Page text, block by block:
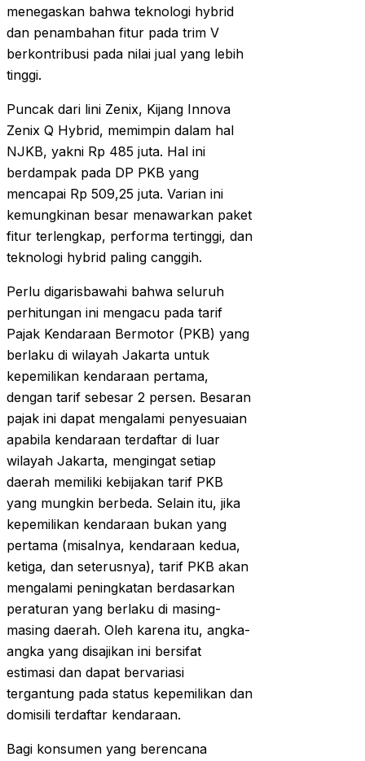
menegaskan bahwa teknologi hybrid
dan penambahan fitur pada trim V
berkontribusi pada nilai jual yang lebih
tinggi.
Puncak dari lini Zenix, Kijang Innova
Zenix Q Hybrid, memimpin dalam hal
NJKB, yakni Rp 485 juta. Hal ini
berdampak pada DP PKB yang
mencapai Rp 509,25 juta. Varian ini
kemungkinan besar menawarkan paket
fitur terlengkap, performa tertinggi, dan
teknologi hybrid paling canggih.
Perlu digarisbawahi bahwa seluruh
perhitungan ini mengacu pada tarif
Pajak Kendaraan Bermotor (PKB) yang
berlaku di wilayah Jakarta untuk
kepemilikan kendaraan pertama,
dengan tarif sebesar 2 persen. Besaran
pajak ini dapat mengalami penyesuaian
apabila kendaraan terdaftar di luar
wilayah Jakarta, mengingat setiap
daerah memiliki kebijakan tarif PKB
yang mungkin berbeda. Selain itu, jika
kepemilikan kendaraan bukan yang
pertama (misalnya, kendaraan kedua,
ketiga, dan seterusnya), tarif PKB akan
mengalami peningkatan berdasarkan
peraturan yang berlaku di masing-
masing daerah. Oleh karena itu, angka-
angka yang disajikan ini bersifat
estimasi dan dapat bervariasi
tergantung pada status kepemilikan dan
domisili terdaftar kendaraan.
Bagi konsumen yang berencana